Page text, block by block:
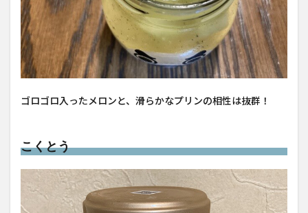
ゴロゴロ入ったメロンと、滑らかなプリンの相性は抜群！
こくとう